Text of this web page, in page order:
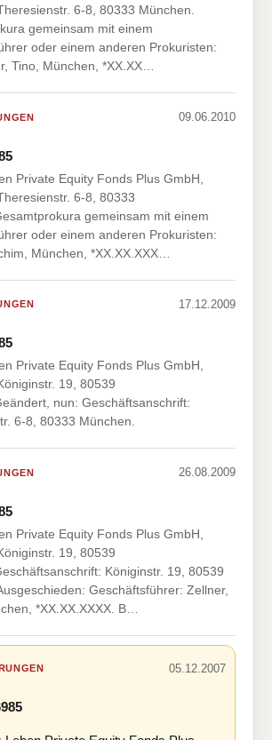
6-8, 80333 München.
gemeinsam mit einem
oder einem anderen Prokuristen:
Tino, München, *XX.XX…
09.06.2010
Private Equity Fonds Plus GmbH,
6-8, 80333
gemeinsam mit einem
oder einem anderen Prokuristen:
München, *XX.XX.XXX…
17.12.2009
Private Equity Fonds Plus GmbH,
19, 80539
nun: Geschäftsanschrift:
6-8, 80333 München.
26.08.2009
Private Equity Fonds Plus GmbH,
19, 80539
Königinstr. 19, 80539
Geschäftsführer: Zellner,
*XX.XX.XXXX. B…
05.12.2007